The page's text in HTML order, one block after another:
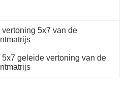
vertoning 5x7 van de
5x7 geleide vertoning van de